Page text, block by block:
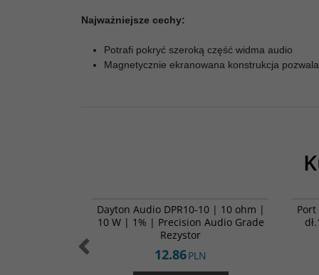
Najważniejsze cechy:
Potrafi pokryć szeroką część widma audio
Magnetycznie ekranowana konstrukcja
Dayton Audio DPR10-10 | 10 ohm |
10 W | 1% | Precision Audio Grade
Rezystor
12.86PLN
Port